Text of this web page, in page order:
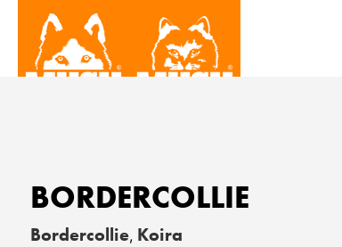
BORDERCOLLIE
Bordercollie, Koira